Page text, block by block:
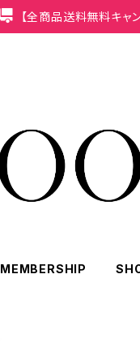
【全商品送料無料キャ
MEMBERSHIP